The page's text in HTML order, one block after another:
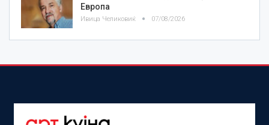
Европа
Ивица Челиковиќ 07/08/2026